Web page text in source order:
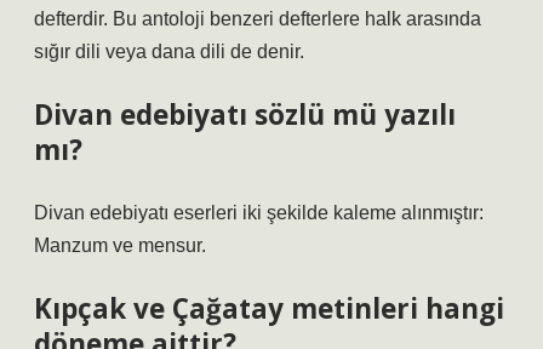
defterdir. Bu antoloji benzeri defterlere halk arasında
sığır dili veya dana dili de denir.
Divan edebiyatı sözlü mü yazılı
mı?
Divan edebiyatı eserleri iki şekilde kaleme alınmıştır:
Manzum ve mensur.
Kıpçak ve Çağatay metinleri hangi